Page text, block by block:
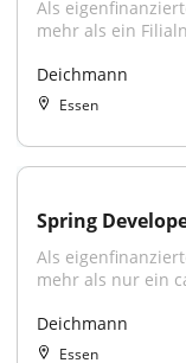
Als
mehr als ein
Deichmann
Essen
Spring
Als
mehr als nur ein
Deichmann
Essen